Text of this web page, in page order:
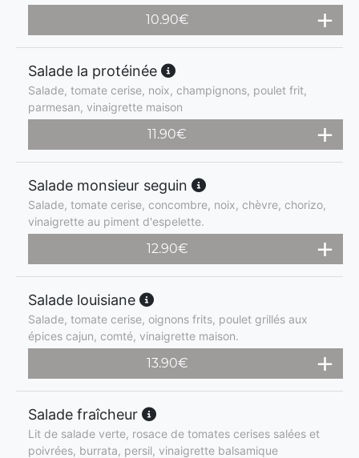
10.90€
Salade la protéinée
Salade, tomate cerise, noix, champignons, poulet frit,
parmesan, vinaigrette maison
11.90€
Salade monsieur seguin
Salade, tomate cerise, concombre, noix, chèvre, chorizo,
vinaigrette au piment d'espelette.
12.90€
Salade louisiane
Salade, tomate cerise, oignons frits, poulet grillés aux
épices cajun, comté, vinaigrette maison.
13.90€
Salade fraîcheur
Lit de salade verte, rosace de tomates cerises salées et
poivrées, burrata, persil, vinaigrette balsamique